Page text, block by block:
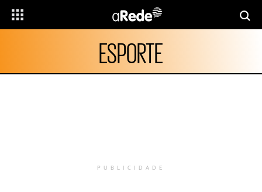
ESPORTE
PUBLICIDADE